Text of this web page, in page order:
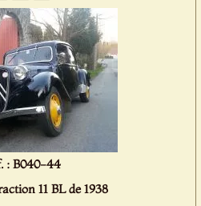
: B040-44
11 BL de 1938